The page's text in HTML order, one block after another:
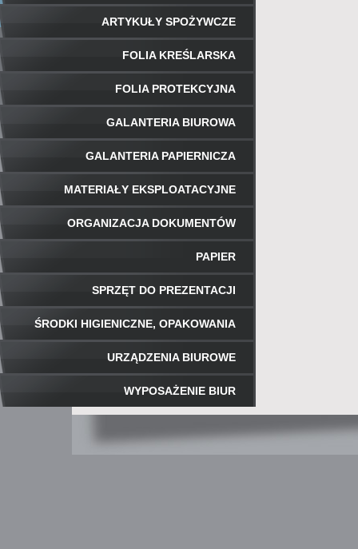
ARTYKUŁY SPOŻYWCZE
FOLIA KREŚLARSKA
FOLIA PROTEKCYJNA
GALANTERIA BIUROWA
GALANTERIA PAPIERNICZA
MATERIAŁY EKSPLOATACYJNE
ORGANIZACJA DOKUMENTÓW
PAPIER
SPRZĘT DO PREZENTACJI
ŚRODKI HIGIENICZNE, OPAKOWANIA
URZĄDZENIA BIUROWE
WYPOSAŻENIE BIUR